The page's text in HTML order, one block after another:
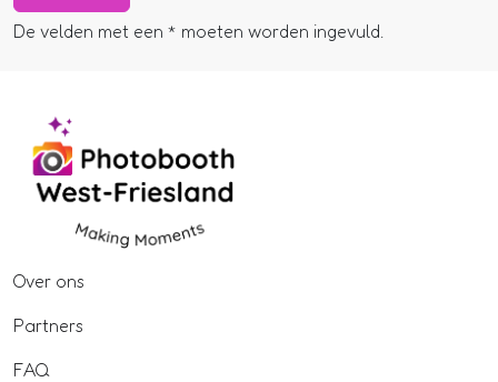
De velden met een * moeten worden ingevuld.
Over ons
Partners
FAQ